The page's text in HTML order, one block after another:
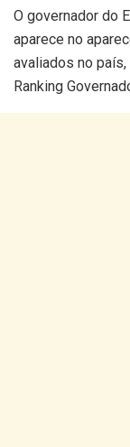
O governador do
aparece no
avaliados no
Ranking